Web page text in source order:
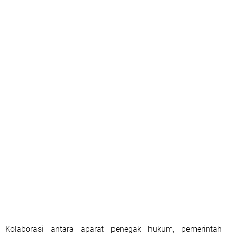
Kolaborasi antara aparat penegak hukum, pemerintah